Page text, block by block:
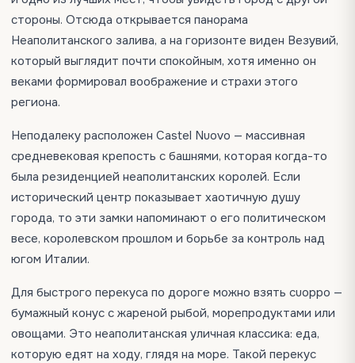
стороны. Отсюда открывается панорама
Неаполитанского залива, а на горизонте виден Везувий,
который выглядит почти спокойным, хотя именно он
веками формировал воображение и страхи этого
региона.
Неподалеку расположен Castel Nuovo — массивная
средневековая крепость с башнями, которая когда-то
была резиденцией неаполитанских королей. Если
исторический центр показывает хаотичную душу
города, то эти замки напоминают о его политическом
весе, королевском прошлом и борьбе за контроль над
югом Италии.
Для быстрого перекуса по дороге можно взять cuoppo —
бумажный конус с жареной рыбой, морепродуктами или
овощами. Это неаполитанская уличная классика: еда,
которую едят на ходу, глядя на море. Такой перекус